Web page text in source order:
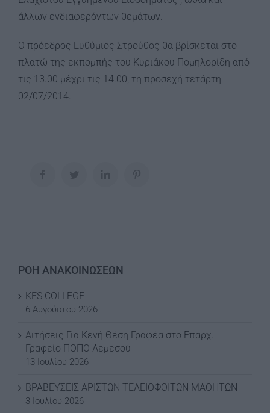
άλλων ενδιαφερόντων θεμάτων.
Ο πρόεδρος Ευθύμιος Στρούθος θα βρίσκεται στο
πλατώ της εκπομπής του Κυριάκου Πομηλορίδη από
τις 13.00 μέχρι τις 14.00, τη προσεχή τετάρτη
02/07/2014.
ΡΟΗ ΑΝΑΚΟΙΝΩΣΕΩΝ
KES COLLEGE
6 Αυγούστου 2026
Αιτήσεις Για Κενή Θέση Γραφέα στο Επαρχ.
Γραφείο ΠΟΠΟ Λεμεσού
13 Ιουλίου 2026
ΒΡΑΒΕΥΣΕΙΣ ΑΡΙΣΤΩΝ ΤΕΛΕΙΟΦΟΙΤΩΝ ΜΑΘΗΤΩΝ
3 Ιουλίου 2026